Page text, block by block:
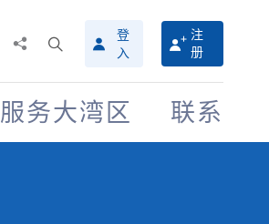
搜
寻
介
面
登
入
注
册
服务大湾区 联系